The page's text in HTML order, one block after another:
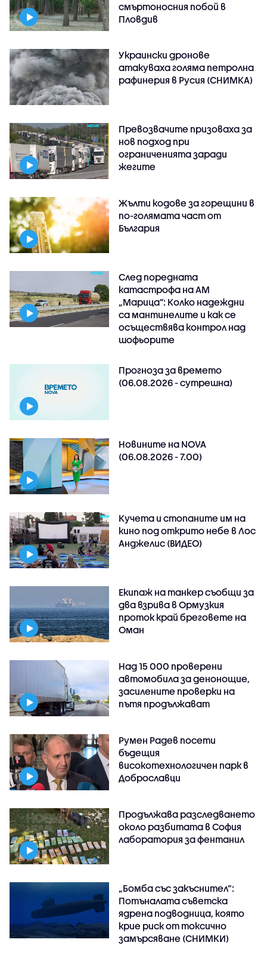
смъртоносния побой в
Пловдив
Украински дронове
атакуваха голяма петролна
рафинерия в Русия (СНИМКА)
Превозвачите призоваха за
нов подход при
ограниченията заради
жегите
Жълти кодове за горещини в
по-голямата част от
България
След поредната
катастрофа на АМ
„Марица”: Колко надеждни
са мантинелите и как се
осъществява контрол над
шофьорите
Прогноза за времето
(06.08.2026 - сутрешна)
Новините на NOVA
(06.08.2026 - 7.00)
Кучета и стопаните им на
кино под открито небе в Лос
Анджелис (ВИДЕО)
Екипаж на танкер съобщи за
два взрива в Ормузкия
проток край бреговете на
Оман
Над 15 000 проверени
автомобила за денонощие,
засилените проверки на
пътя продължават
Румен Радев посети
бъдещия
високотехнологичен парк в
Доброславци
Продължава разследването
около разбитата в София
лаборатория за фентанил
„Бомба със закъснител“:
Потъналата съветска
ядрена подводница, която
крие риск от токсично
замърсяване (СНИМКИ)